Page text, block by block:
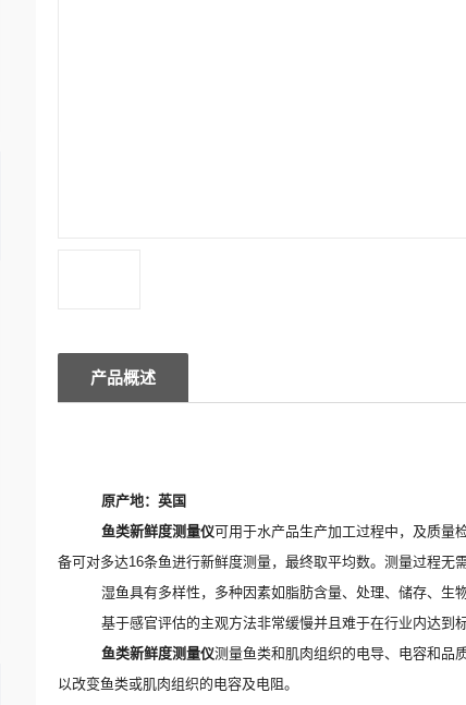
产品概述
原产地：英国
鱼类新鲜度测量仪可用于水产品生产加工过程中，及质量
备可对多达16条鱼进行新鲜度测量，最终取平均数。测量过程无
湿鱼具有多样性，多种因素如脂肪含量、处理、储存、生
基于感官评估的主观方法非常缓慢并且难于在行业内达到标
鱼类新鲜度测量仪测量鱼类和肌肉组织的电导、电容和品
以改变鱼类或肌肉组织的电容及电阻。